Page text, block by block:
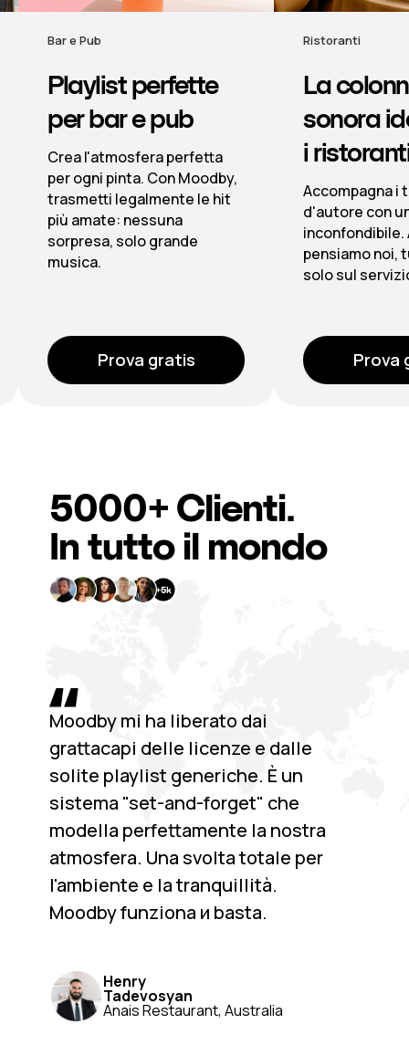
Ristoranti
La colonna
sonora ideale per
i ristoranti
Accompagna i tuoi piatti
d'autore con un sound
inconfondibile. Alle licenze
pensiamo noi, tu concentrati
solo sul servizio.
Prova gratis
Hotel
Musica
hotel
Dalla lobby
scenari
grazie a
multizona.
Moodby mi ha liberato dai
grattacapi delle licenze e dalle
solite playlist generiche. È un
sistema "set-and-forget" che
modella perfettamente la nostra
atmosfera. Una svolta totale per
l'ambiente e la tranquillità.
Moodby funziona и basta.
Henry
Tadevosyan
Anais Restaurant, Australia
5000+ Clienti.
In tutto il mondo